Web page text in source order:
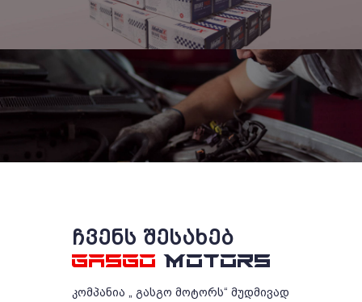
ᲩᲕᲔᲜᲡ ᲨᲔᲡᲐᲮᲔᲑ
GASGO MOTORS
კომპანია „ გასგო მოტორს“ მუდმივად